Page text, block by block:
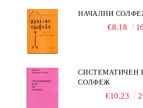
НАЧАЛНИ
€8.18
СИСТЕМАТИЧЕН
СОЛФЕЖ
€10.23